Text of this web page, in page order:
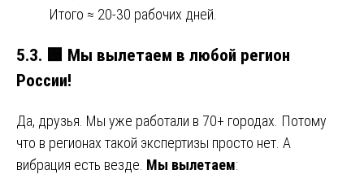
Итого ≈ 20-30 рабочих дней.
5.3.
Мы вылетаем в любой регион
России!
Да, друзья. Мы уже работали в 70+ городах. Потому
что в регионах такой экспертизы просто нет. А
вибрация есть везде. Мы вылетаем: